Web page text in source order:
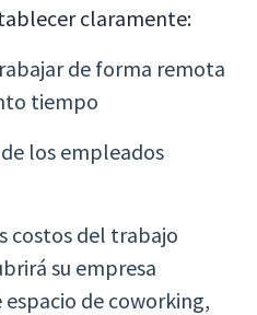
claramente:
de forma remota
tiempo
los empleados
costos del trabajo
su empresa
espacio de coworking,